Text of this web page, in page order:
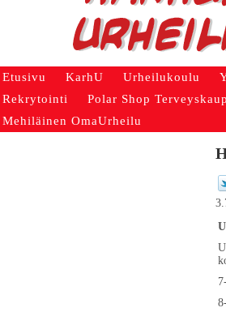
Etusivu KarhU Urheilukoulu
Rekrytointi
Polar Shop
Mehiläinen OmaUrheilu